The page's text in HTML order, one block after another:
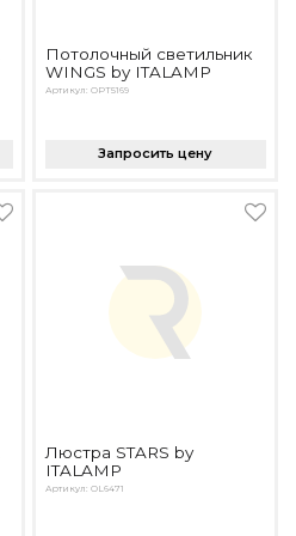
Потолочный светильник
WINGS by ITALAMP
Артикул: OPT5169
Запросить цену
Люстра STARS by
ITALAMP
Артикул: OL6471